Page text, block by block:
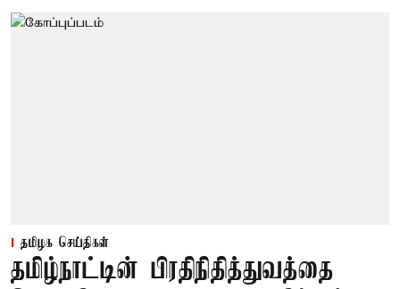
தமிழக செய்திகள்
தமிழ்நாட்டின் பிரதிநிதித்துவத்தை